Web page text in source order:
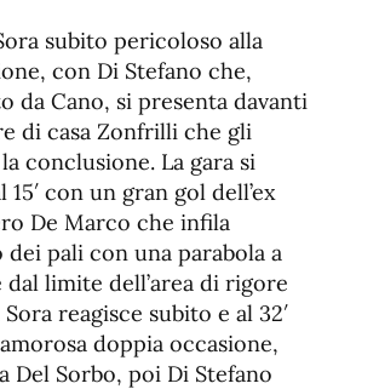
subito pericoloso alla
con Di Stefano che,
da Cano, si presenta davanti
di casa Zonfrilli che gli
conclusione. La gara si
15′ con un gran gol dell’ex
De Marco che infila
dei pali con una parabola a
dal limite dell’area di rigore
reagisce subito e al 32′
doppia occasione,
Del Sorbo, poi Di Stefano